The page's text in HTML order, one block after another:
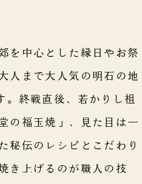
を中心とした縁日やお祭
人まで大人気の明石の地
終戦直後、若かりし祖
の福玉焼」、見た目は一
秘伝のレシピとこだわり
き上げるのが職人の技